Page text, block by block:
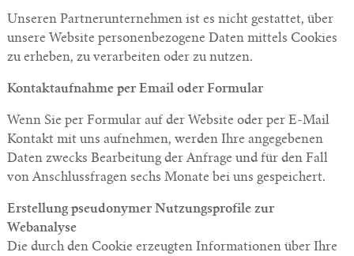
Unseren Partnerunternehmen ist es nicht gestattet, über
unsere Website personenbezogene Daten mittels Cookies
zu erheben, zu verarbeiten oder zu nutzen.
Kontaktaufnahme per Email oder Formular
Wenn Sie per Formular auf der Website oder per E-Mail
Kontakt mit uns aufnehmen, werden Ihre angegebenen
Daten zwecks Bearbeitung der Anfrage und für den Fall
von Anschlussfragen sechs Monate bei uns gespeichert.
Erstellung pseudonymer Nutzungsprofile zur
Webanalyse
Die durch den Cookie erzeugten Informationen über Ihre